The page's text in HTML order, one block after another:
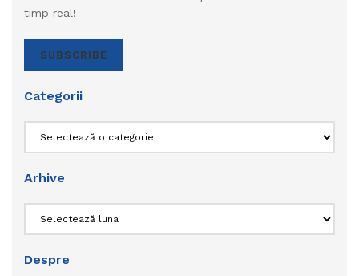
timp real!
SUBSCRIBE
Categorii
Arhive
Despre